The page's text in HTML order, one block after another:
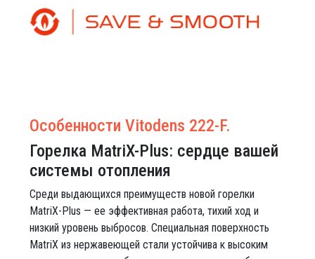
Особенности Vitodens 222-F.
Горелка MatriX-Plus: сердце вашей
системы отопления
Среди выдающихся преимуществ новой горелки
MatriX-Plus — ее эффективная работа, тихий ход и
низкий уровень выбросов. Специальная поверхность
MatriX из нержавеющей стали устойчива к высоким